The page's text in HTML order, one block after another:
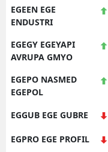
EGEEN EGE
ENDUSTRI
EGEGY EGEYAPI
AVRUPA GMYO
EGEPO NASMED
EGEPOL
EGGUB EGE GUBRE
EGPRO EGE PROFIL